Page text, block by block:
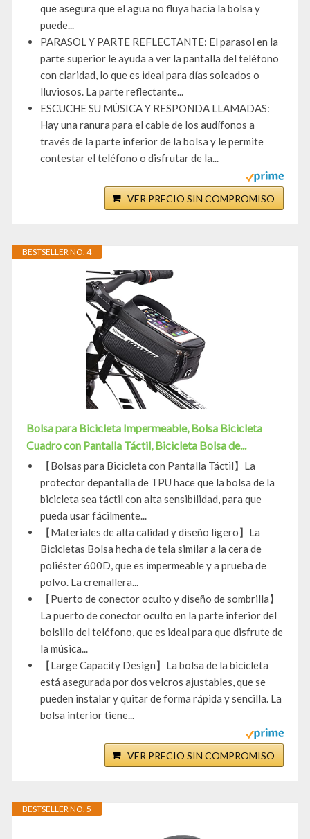
que asegura que el agua no fluya hacia la bolsa y
puede...
PARASOL Y PARTE REFLECTANTE: El parasol en la
parte superior le ayuda a ver la pantalla del teléfono
con claridad, lo que es ideal para días soleados o
lluviosos. La parte reflectante...
ESCUCHE SU MÚSICA Y RESPONDA LLAMADAS:
Hay una ranura para el cable de los audífonos a
través de la parte inferior de la bolsa y le permite
contestar el teléfono o disfrutar de la...
VER PRECIO SIN COMPROMISO
BESTSELLER NO. 4
Bolsa para Bicicleta Impermeable, Bolsa Bicicleta
Cuadro con Pantalla Táctil, Bicicleta Bolsa de...
【Bolsas para Bicicleta con Pantalla Táctil】La
protector depantalla de TPU hace que la bolsa de la
bicicleta sea táctil con alta sensibilidad, para que
pueda usar fácilmente...
【Materiales de alta calidad y diseño ligero】La
Bicicletas Bolsa hecha de tela similar a la cera de
poliéster 600D, que es impermeable y a prueba de
polvo. La cremallera...
【Puerto de conector oculto y diseño de sombrilla】
La puerto de conector oculto en la parte inferior del
bolsillo del teléfono, que es ideal para que disfrute de
la música...
【Large Capacity Design】La bolsa de la bicicleta
está asegurada por dos velcros ajustables, que se
pueden instalar y quitar de forma rápida y sencilla. La
bolsa interior tiene...
VER PRECIO SIN COMPROMISO
BESTSELLER NO. 5